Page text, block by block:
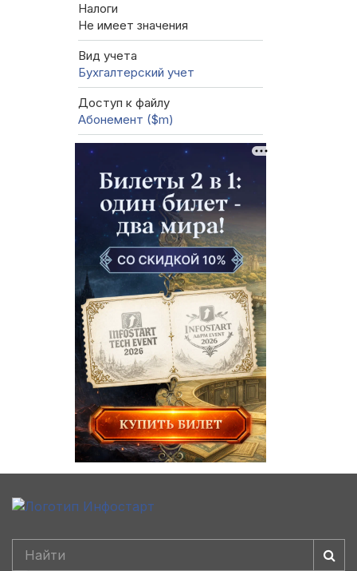
Налоги
Не имеет значения
Вид учета
Бухгалтерский учет
Доступ к файлу
Абонемент ($m)